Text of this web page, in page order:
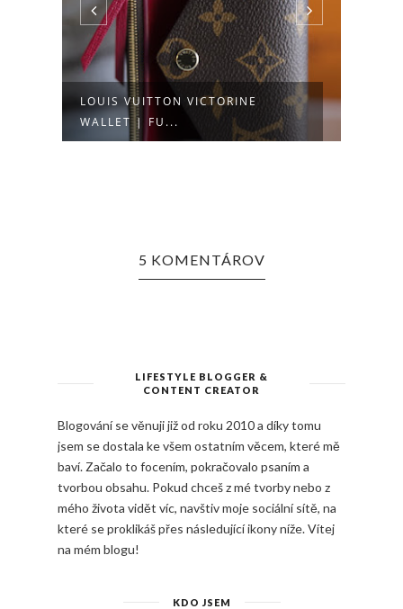
LOUIS VUITTON NEVERFULL PM |
DAMIER...
5 KOMENTÁROV
LIFESTYLE BLOGGER &
CONTENT CREATOR
Blogování se věnuji již od roku 2010 a díky tomu
jsem se dostala ke všem ostatním věcem, které mě
baví. Začalo to focením, pokračovalo psaním a
tvorbou obsahu. Pokud chceš z mé tvorby nebo z
mého života vidět víc, navštiv moje sociální sítě, na
které se proklikáš přes následující ikony níže. Vítej
na mém blogu!
KDO JSEM